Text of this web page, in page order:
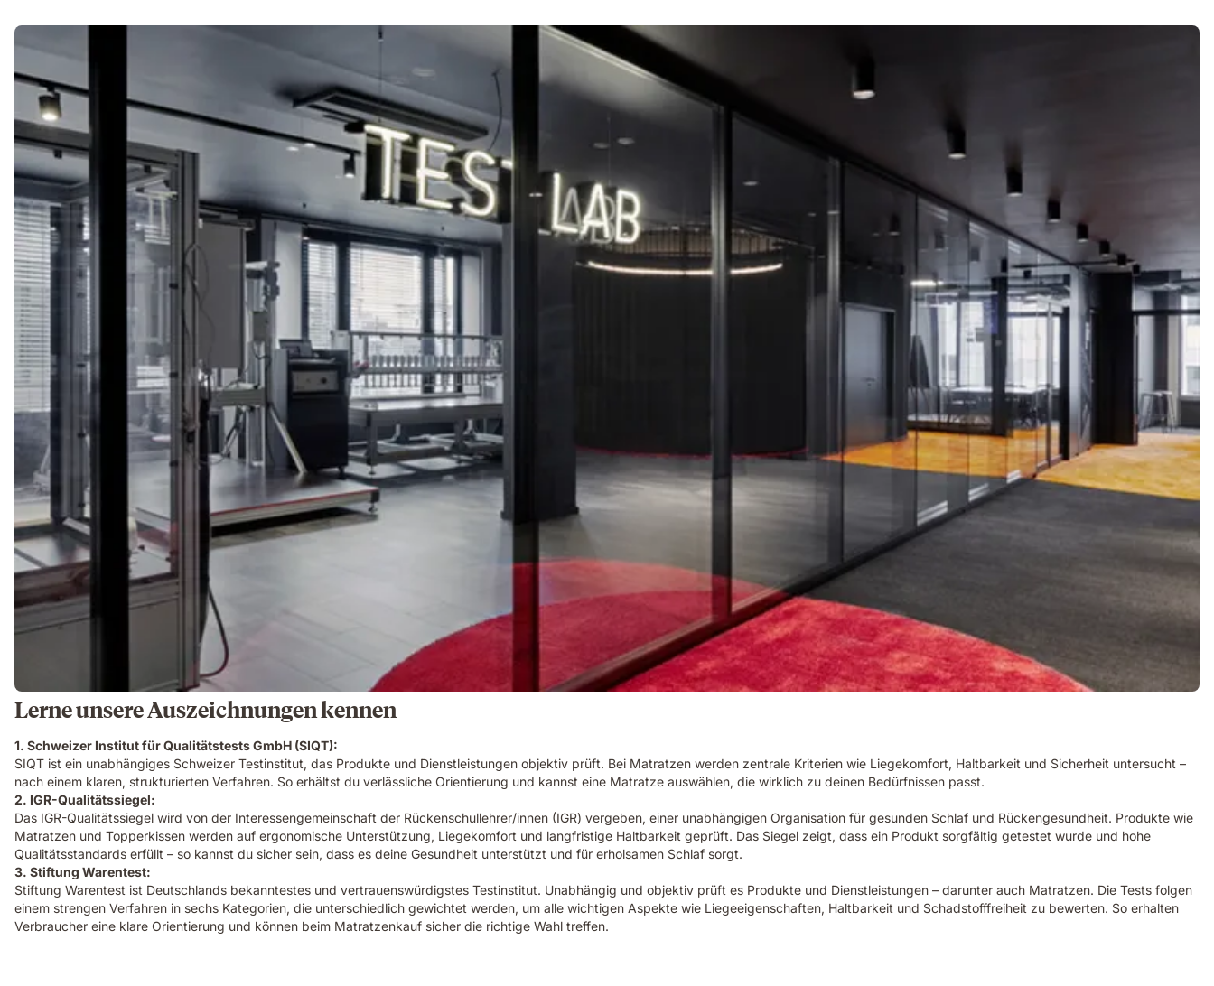
Lerne unsere Auszeichnungen kennen
1. Schweizer Institut für Qualitätstests GmbH (SIQT):
SIQT ist ein unabhängiges Schweizer Testinstitut, das Produkte und Dienstleistungen objektiv prüft. Bei Matratzen werden zentrale Kriterien wie Liegekomfort, Haltbarkeit und Sicherheit untersucht –
nach einem klaren, strukturierten Verfahren. So erhältst du verlässliche Orientierung und kannst eine Matratze auswählen, die wirklich zu deinen Bedürfnissen passt.
2. IGR-Qualitätssiegel:
Das IGR-Qualitätssiegel wird von der Interessengemeinschaft der Rückenschullehrer/innen (IGR) vergeben, einer unabhängigen Organisation für gesunden Schlaf und Rückengesundheit. Produkte wie
Matratzen und Topperkissen werden auf ergonomische Unterstützung, Liegekomfort und langfristige Haltbarkeit geprüft. Das Siegel zeigt, dass ein Produkt sorgfältig getestet wurde und hohe
Qualitätsstandards erfüllt – so kannst du sicher sein, dass es deine Gesundheit unterstützt und für erholsamen Schlaf sorgt.
3. Stiftung Warentest:
Stiftung Warentest ist Deutschlands bekanntestes und vertrauenswürdigstes Testinstitut. Unabhängig und objektiv prüft es Produkte und Dienstleistungen – darunter auch Matratzen. Die Tests folgen
einem strengen Verfahren in sechs Kategorien, die unterschiedlich gewichtet werden, um alle wichtigen Aspekte wie Liegeeigenschaften, Haltbarkeit und Schadstofffreiheit zu bewerten. So erhalten
Verbraucher eine klare Orientierung und können beim Matratzenkauf sicher die richtige Wahl treffen.